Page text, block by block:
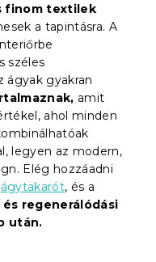
finom textilek
a tapintásra. A
széles
ágyak gyakran
amit
ahol minden
legyen az modern,
Elég hozzáadni
ágytakarót, és a
regenerálódási
után.